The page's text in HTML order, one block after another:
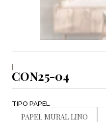
|
CON25-04
TIPO PAPEL
PAPEL MURAL LINO